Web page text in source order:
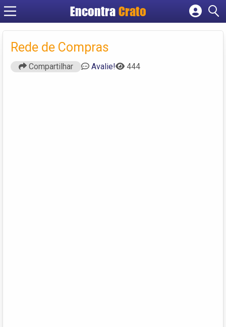
Encontra Crato
Cadastrar empresa
Criar conta
Rede de Compras
Compartilhar Avalie! 444